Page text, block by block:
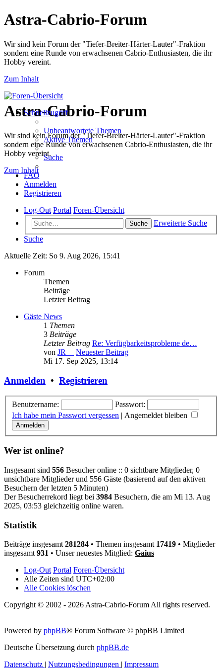
Astra-Cabrio-Forum
Wir sind kein Forum der "Tiefer-Breiter-Härter-Lauter"-Fraktion
sondern eine Runde von erwachsenen Cabrio-Enthusiasten, die ihr
Hobby vereint.
Zum Inhalt
Astra-Cabrio-Forum
Wir sind kein Forum der "Tiefer-Breiter-Härter-Lauter"-Fraktion
sondern eine Runde von erwachsenen Cabrio-Enthusiasten, die ihr
Hobby vereint.
Zum Inhalt
Schnellzugriff
Unbeantwortete Themen
Aktive Themen
Suche
FAQ
Anmelden
Registrieren
Log-Out Portal Foren-Übersicht
Suche
Erweiterte Suche
Suche
Aktuelle Zeit: So 9. Aug 2026, 15:41
Forum
Themen
Beiträge
Letzter Beitrag
Gäste News
1 Themen
3 Beiträge
Letzter Beitrag Re: Verfügbarkeitsprobleme de…
von JR__
Neuester Beitrag
Mi 17. Sep 2025, 13:14
Anmelden • Registrieren
Benutzername:
Passwort:
Ich habe mein Passwort vergessen | Angemeldet bleiben
Wer ist online?
Insgesamt sind 556 Besucher online :: 0 sichtbare Mitglieder, 0
unsichtbare Mitglieder und 556 Gäste (basierend auf den aktiven
Besuchern der letzten 5 Minuten)
Der Besucherrekord liegt bei 3984 Besuchern, die am Mi 13. Aug
2025, 03:53 gleichzeitig online waren.
Statistik
Beiträge insgesamt 281284 • Themen insgesamt 17419 • Mitglieder
insgesamt 931 • Unser neuestes Mitglied: Gaius
Log-Out Portal Foren-Übersicht
Alle Zeiten sind UTC+02:00
Alle Cookies löschen
Copyright © 2002 - 2026 Astra-Cabrio-Forum All rights reserved.
Powered by phpBB® Forum Software © phpBB Limited
Deutsche Übersetzung durch phpBB.de
Datenschutz | Nutzungsbedingungen | Impressum